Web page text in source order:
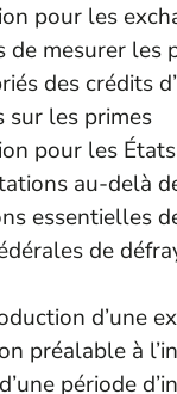
pour les
de mesurer les
des crédits
sur les primes
pour les
au-delà
essentielles
de
d’une
préalable à
période